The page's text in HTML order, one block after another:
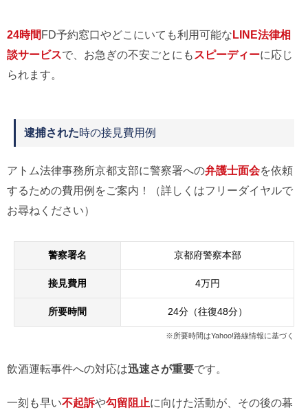
24時間FD予約窓口やどこにいても利用可能なLINE法律相
談サービスで、お急ぎの不安ごとにも スピーディーに応じ
られます。
逮捕された時の接見費用例
アトム法律事務所京都支部に警察署への弁護士面会を依頼
するための費用例をご案内！（詳しくはフリーダイヤルで
お尋ねください）
警察署名 京都府警察本部
接見費用 4万円
所要時間 24分（往復48分）
※所要時間はYahoo!路線情報に基づく
飲酒運転事件への対応は迅速さが重要です。
一刻も早い不起訴や勾留阻止に向けた活動が、その後の暮